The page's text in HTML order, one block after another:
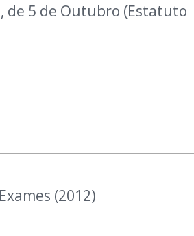
de 5 de Outubro (Estatuto
(2012)